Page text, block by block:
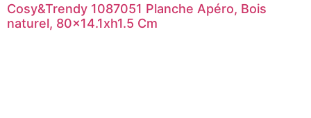
Cosy&Trendy 1087051 Planche Apéro, Bois
naturel, 80×14.1xh1.5 Cm